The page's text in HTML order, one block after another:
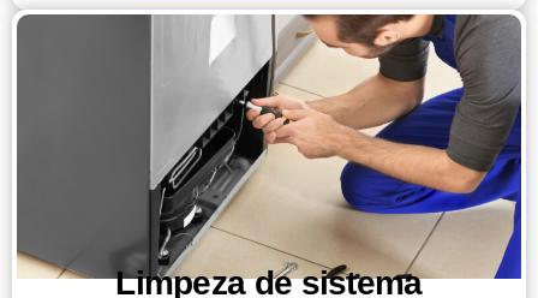
Limpeza de sistema